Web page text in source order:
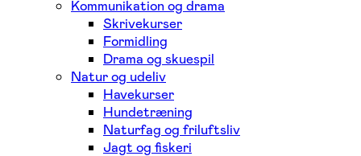
Kommunikation og drama
Skrivekurser
Formidling
Drama og skuespil
Natur og udeliv
Havekurser
Hundetræning
Naturfag og friluftsliv
Jagt og fiskeri